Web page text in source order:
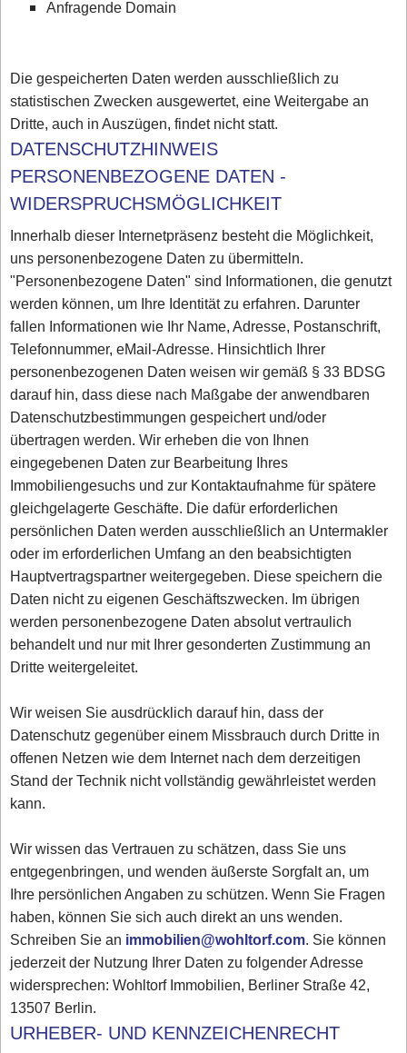
Anfragende Domain
Die gespeicherten Daten werden ausschließlich zu
statistischen Zwecken ausgewertet, eine Weitergabe an
Dritte, auch in Auszügen, findet nicht statt.
DATENSCHUTZHINWEIS
PERSONENBEZOGENE DATEN -
WIDERSPRUCHSMÖGLICHKEIT
Innerhalb dieser Internetpräsenz besteht die Möglichkeit,
uns personenbezogene Daten zu übermitteln.
"Personenbezogene Daten" sind Informationen, die genutzt
werden können, um Ihre Identität zu erfahren. Darunter
fallen Informationen wie Ihr Name, Adresse, Postanschrift,
Telefonnummer, eMail-Adresse. Hinsichtlich Ihrer
personenbezogenen Daten weisen wir gemäß § 33 BDSG
darauf hin, dass diese nach Maßgabe der anwendbaren
Datenschutzbestimmungen gespeichert und/oder
übertragen werden. Wir erheben die von Ihnen
eingegebenen Daten zur Bearbeitung Ihres
Immobiliengesuchs und zur Kontaktaufnahme für spätere
gleichgelagerte Geschäfte. Die dafür erforderlichen
persönlichen Daten werden ausschließlich an Untermakler
oder im erforderlichen Umfang an den beabsichtigten
Hauptvertragspartner weitergegeben. Diese speichern die
Daten nicht zu eigenen Geschäftszwecken. Im übrigen
werden personenbezogene Daten absolut vertraulich
behandelt und nur mit Ihrer gesonderten Zustimmung an
Dritte weitergeleitet.
Wir weisen Sie ausdrücklich darauf hin, dass der
Datenschutz gegenüber einem Missbrauch durch Dritte in
offenen Netzen wie dem Internet nach dem derzeitigen
Stand der Technik nicht vollständig gewährleistet werden
kann.
Wir wissen das Vertrauen zu schätzen, dass Sie uns
entgegenbringen, und wenden äußerste Sorgfalt an, um
Ihre persönlichen Angaben zu schützen. Wenn Sie Fragen
haben, können Sie sich auch direkt an uns wenden.
Schreiben Sie an immobilien@wohltorf.com. Sie können
jederzeit der Nutzung Ihrer Daten zu folgender Adresse
widersprechen: Wohltorf Immobilien, Berliner Straße 42,
13507 Berlin.
URHEBER- UND KENNZEICHENRECHT